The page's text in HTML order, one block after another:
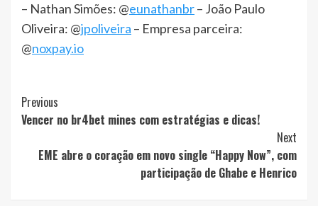
– Nathan Simões: @eunathanbr– João Paulo
Oliveira: @jpoliveira – Empresa parceira:
@noxpay.io
Post
Navigation
Previous
Vencer no br4bet mines com estratégias e dicas!
Next
EME abre o coração em novo single “Happy Now”, com
participação de Ghabe e Henrico